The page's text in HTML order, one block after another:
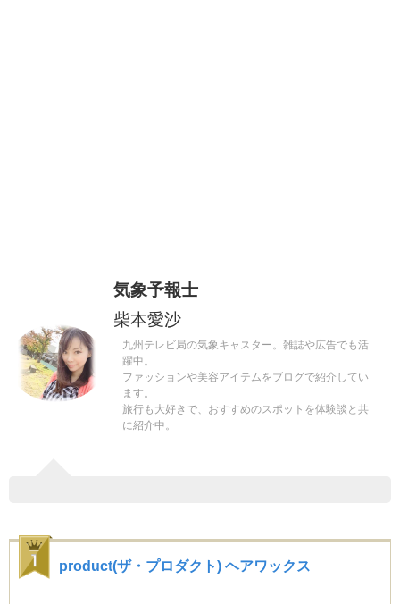
気象予報士
柴本愛沙
九州テレビ局の気象キャスター。雑誌や広告でも活
躍中。
ファッションや美容アイテムをブログで紹介してい
ます。
旅行も大好きで、おすすめのスポットを体験談と共
に紹介中。
product(ザ・プロダクト) ヘアワックス